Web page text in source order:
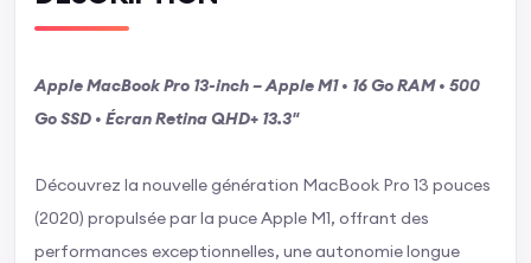
Apple MacBook Pro 13-inch – Apple M1 • 16 Go RAM • 500
Go SSD • Écran Retina QHD+ 13.3"
Découvrez la nouvelle génération MacBook Pro 13 pouces
(2020) propulsée par la puce Apple M1, offrant des
performances exceptionnelles, une autonomie longue